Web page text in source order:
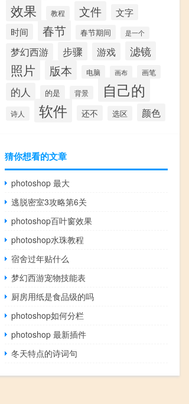
效果 教程 文件
文字
时间
春节 春节期间 是一个
梦幻西游 步骤 游戏 滤镜
照片 版本 电脑 画布 画笔
的人 的是 背景 自己的
诗人 软件 还不 选区 颜色
猜你想看的文章
photoshop 最大
逃脱密室3攻略第6关
photoshop百叶窗效果
photoshop水珠教程
宿舍过年贴什么
梦幻西游宠物技能表
厨房用纸是食品级的吗
photoshop如何分栏
photoshop 最新插件
冬天特点的诗词句